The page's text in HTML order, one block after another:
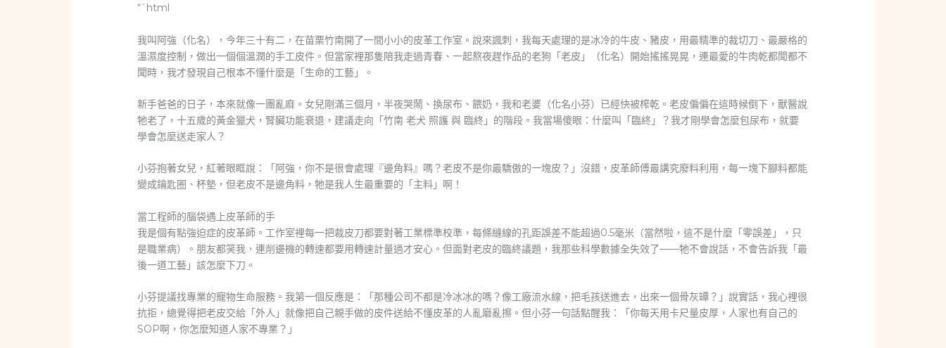
“`html
我叫阿強（化名），今年三十有二，在苗栗竹南開了一間小小的皮革工作室。說來諷刺，我每天處理的是冰冷的牛皮、豬皮，用最精準的裁切刀、最嚴格的
溫濕度控制，做出一個個溫潤的手工皮件。但當家裡那隻陪我走過青春、一起熬夜趕作品的老狗「老皮」（化名）開始搖搖晃晃，連最愛的牛肉乾都聞都不
聞時，我才發現自己根本不懂什麼是「生命的工藝」。
新手爸爸的日子，本來就像一團亂麻。女兒剛滿三個月，半夜哭鬧、換尿布、餵奶，我和老婆（化名小芬）已經快被榨乾。老皮偏偏在這時候倒下，獸醫說
牠老了，十五歲的黃金獵犬，腎臟功能衰退，建議走向「竹南 老犬 照護 與 臨終」的階段。我當場傻眼：什麼叫「臨終」？我才剛學會怎麼包尿布，就要
學會怎麼送走家人？
小芬抱著女兒，紅著眼眶說：「阿強，你不是很會處理『邊角料』嗎？老皮不是你最驕傲的一塊皮？」沒錯，皮革師傅最講究廢料利用，每一塊下腳料都能
變成鑰匙圈、杯墊，但老皮不是邊角料，牠是我人生最重要的「主料」啊！
當工程師的腦袋遇上皮革師的手
我是個有點強迫症的皮革師。工作室裡每一把裁皮刀都要對著工業標準校準，每條縫線的孔距誤差不能超過0.5毫米（當然啦，這不是什麼「零誤差」，只
是職業病）。朋友都笑我，連削邊機的轉速都要用轉速計量過才安心。但面對老皮的臨終議題，我那些科學數據全失效了——牠不會說話，不會告訴我「最
後一道工藝」該怎麼下刀。
小芬提議找專業的寵物生命服務。我第一個反應是：「那種公司不都是冷冰冰的嗎？像工廠流水線，把毛孩送進去，出來一個骨灰罈？」說實話，我心裡很
抗拒，總覺得把老皮交給「外人」就像把自己親手做的皮件送給不懂皮革的人亂磨亂擦。但小芬一句話點醒我：「你每天用卡尺量皮厚，人家也有自己的
SOP啊，你怎麼知道人家不專業？」